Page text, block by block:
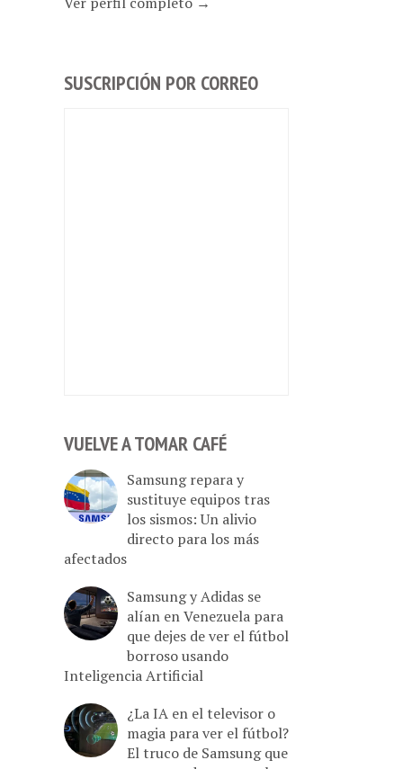
SUSCRIPCIÓN POR CORREO
VUELVE A TOMAR CAFÉ
Samsung repara y
sustituye equipos tras
los sismos: Un alivio
directo para los más
afectados
Samsung y Adidas se
alían en Venezuela para
que dejes de ver el fútbol
borroso usando
Inteligencia Artificial
¿La IA en el televisor o
magia para ver el fútbol?
El truco de Samsung que